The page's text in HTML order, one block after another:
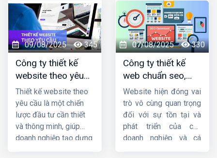
thống nhất ký kết rõ
ràng. Lý do thì rất nhiều
nhưng chủ yếu là người
đi thuê không có tiêu
chí rõ ràng để chọn bên
thiết kế website uy tín
và chất lượng.
Trong bài viết này,
Công ty HIG
xinhướng dẫn thiết
kế website du lịch
đẹp và chuyên nghiệp.
09/08/2025 345
Công ty thiết kế
website theo yêu
cầu uy tín, chuyên
nghiệp
Thiết kế website theo
yêu cầu là một chiến
lược đầu tư cần thiết
và thông minh, giúp
doanh nghiệp tạo dựng
07/08/2025 330
Công ty thiết kế
web chuẩn seo,
chuyên nghiệp, giá
tốt
Website hiện đóng vai
trò vô cùng quan trọng
đối với sự tồn tại và
phát triển của các
doanh nghiệp và cá